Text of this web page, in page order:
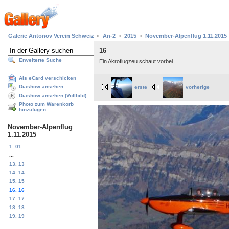
Galerie Antonov Verein Schweiz An-2 2015 November-Alpenflug 1.11.2015
Erweiterte Suche
Als eCard verschicken
Diashow ansehen
Diashow ansehen (Vollbild)
Photo zum Warenkorb
hinzufügen
November-Alpenflug
1.11.2015
1. 01
13. 13
14. 14
15. 15
16. 16
17. 17
18. 18
19. 19
16
Ein Akroflugzeu schaut vorbei.
erste vorherige